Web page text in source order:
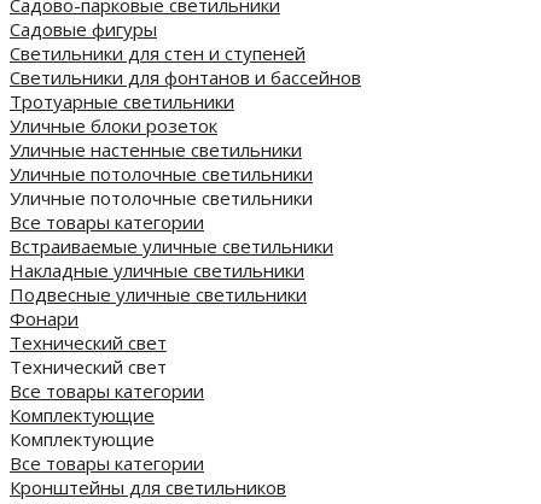
Садово-парковые светильники
Садовые фигуры
Светильники для стен и ступеней
Светильники для фонтанов и бассейнов
Тротуарные светильники
Уличные блоки розеток
Уличные настенные светильники
Уличные потолочные светильники
Уличные потолочные светильники
Все товары категории
Встраиваемые уличные светильники
Накладные уличные светильники
Подвесные уличные светильники
Фонари
Технический свет
Технический свет
Все товары категории
Комплектующие
Комплектующие
Все товары категории
Кронштейны для светильников